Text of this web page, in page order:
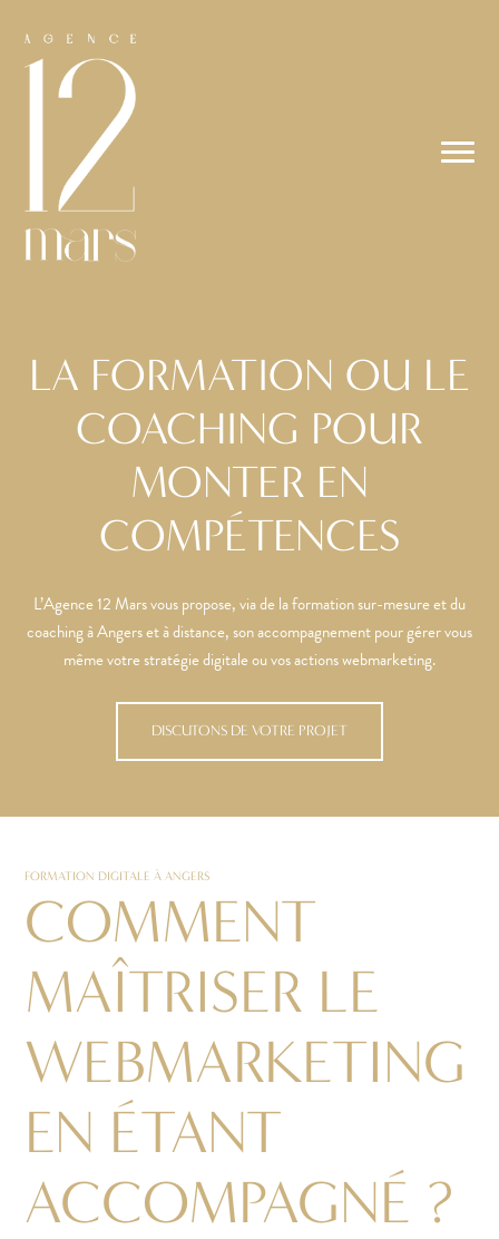
LA FORMATION OU LE
COACHING POUR
MONTER EN
COMPÉTENCES
L’Agence 12 Mars vous propose, via de la formation sur-mesure et du
coaching à Angers et à distance, son accompagnement pour gérer vous
même votre stratégie digitale ou vos actions webmarketing.
DISCUTONS DE VOTRE PROJET
FORMATION DIGITALE À ANGERS
COMMENT
MAÎTRISER LE
WEBMARKETING
EN ÉTANT
ACCOMPAGNÉ ?